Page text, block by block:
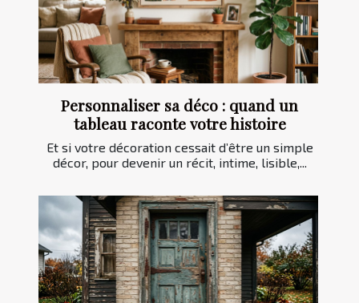
Personnaliser sa déco : quand un
tableau raconte votre histoire
Et si votre décoration cessait d’être un simple
décor, pour devenir un récit, intime, lisible,...